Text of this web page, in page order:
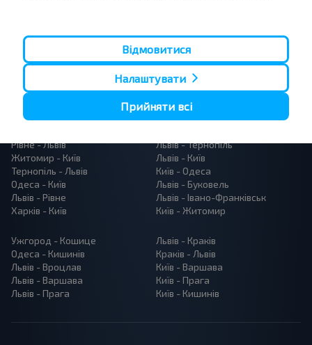
Популярні автобусні маршрути
Рівне - Львів
Житомир - Київ
Тернопіль - Львів
Одеса - Київ
Львів - Рівне
Харків - Київ
Львів - Тернопіль
Львів - Київ
Київ - Одеса
Львів - Буковель
Львів - Івано-Франківськ
Київ - Житомир
Ужгород - Кошице
Одеса - Кишинів
Львів - Вроцлав
Львів - Варшава
Львів - Прага
Львів - Краків
Краків - Львів
Київ - Варшава
Київ - Прага
Київ - Кишинів
Відмовитися
Налаштувати
Прийняти всі